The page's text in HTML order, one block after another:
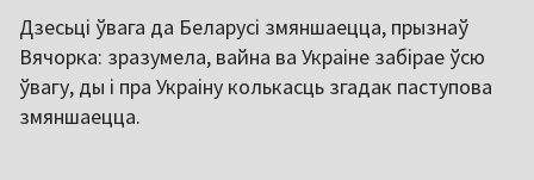
Дзесьці ўвага да Беларусі змяншаецца, прызнаў
Вячорка: зразумела, вайна ва Украіне забірае ўсю
ўвагу, ды і пра Украіну колькасць згадак паступова
змяншаецца.